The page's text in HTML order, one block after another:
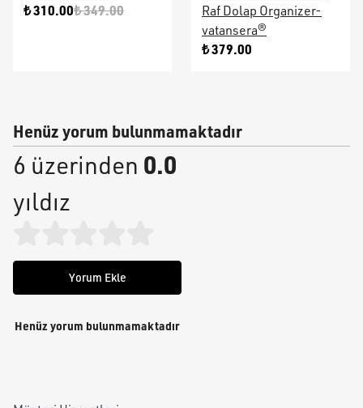
₺ 310.00₺ 349.00
Raf Dolap Organizer-
vatansera®
₺ 379.00
Henüz yorum bulunmamaktadır
6 üzerinden 0.0
yıldız
Yorum Ekle
Henüz yorum bulunmamaktadır